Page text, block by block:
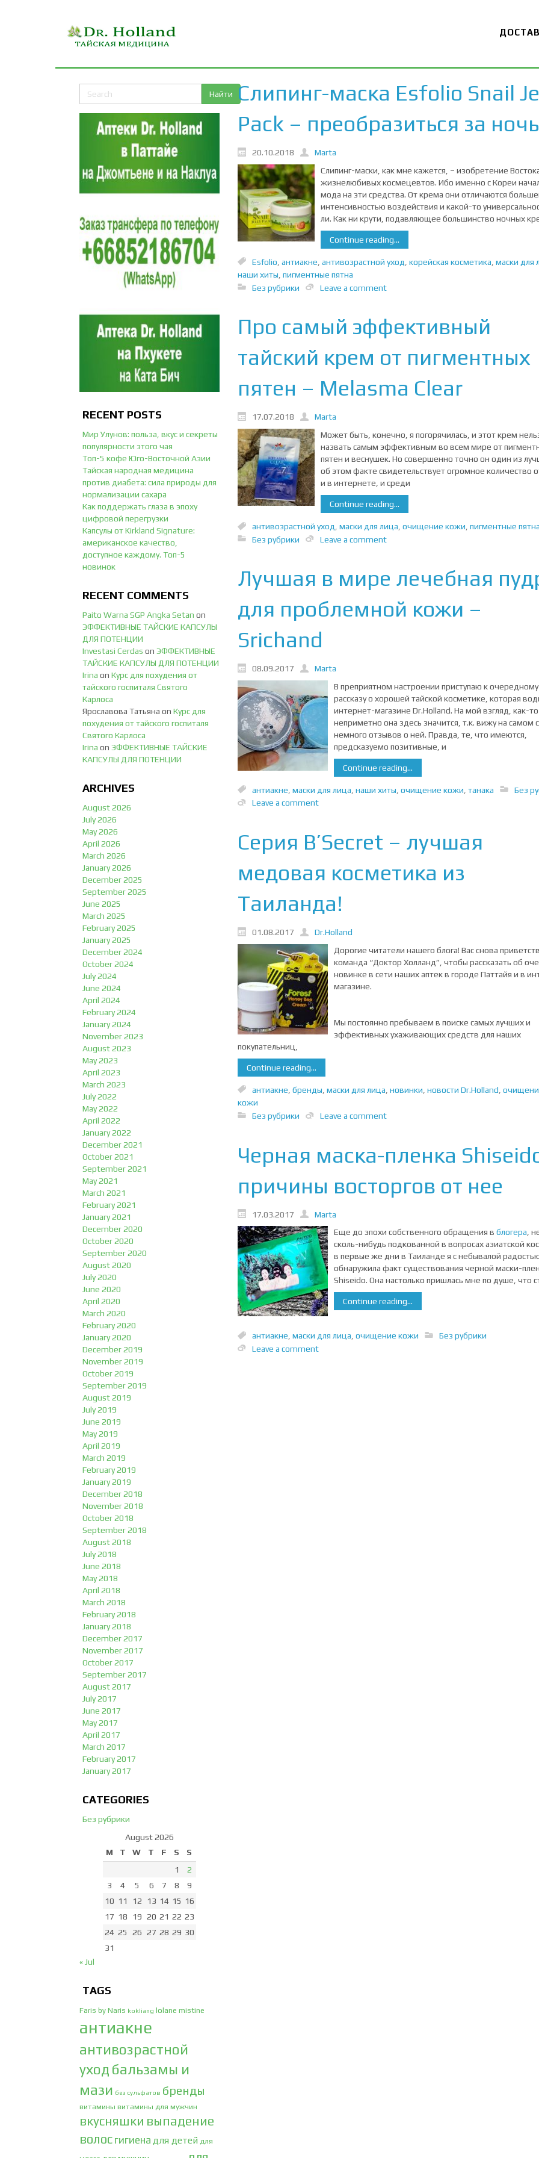
RECENT POSTS
Мир Улунов: польза, вкус и секреты
популярности этого чая
Топ-5 кофе Юго-Восточной Азии
Тайская народная медицина
против диабета: сила природы для
нормализации сахара
Как поддержать глаза в эпоху
цифровой перегрузки
Капсулы от Kirkland Signature:
американское качество,
доступное каждому. Топ-5
новинок
RECENT COMMENTS
Paito Warna SGP Angka Setan on
ЭФФЕКТИВНЫЕ ТАЙСКИЕ КАПСУЛЫ
ДЛЯ ПОТЕНЦИИ
Investasi Cerdas on ЭФФЕКТИВНЫЕ
ТАЙСКИЕ КАПСУЛЫ ДЛЯ ПОТЕНЦИИ
Irina on Курс для похудения от
тайского госпиталя Святого
Карлоса
Ярославова Татьяна on Курс для
похудения от тайского госпиталя
Святого Карлоса
Irina on ЭФФЕКТИВНЫЕ ТАЙСКИЕ
КАПСУЛЫ ДЛЯ ПОТЕНЦИИ
ARCHIVES
August 2026
July 2026
May 2026
April 2026
March 2026
January 2026
December 2025
September 2025
June 2025
March 2025
February 2025
January 2025
December 2024
October 2024
July 2024
June 2024
April 2024
February 2024
January 2024
November 2023
August 2023
May 2023
April 2023
March 2023
July 2022
May 2022
April 2022
January 2022
December 2021
October 2021
September 2021
May 2021
March 2021
February 2021
January 2021
December 2020
October 2020
September 2020
August 2020
July 2020
June 2020
April 2020
March 2020
February 2020
January 2020
December 2019
November 2019
October 2019
September 2019
August 2019
July 2019
June 2019
May 2019
April 2019
March 2019
February 2019
January 2019
December 2018
November 2018
October 2018
September 2018
August 2018
July 2018
June 2018
May 2018
April 2018
March 2018
February 2018
January 2018
December 2017
November 2017
October 2017
September 2017
August 2017
July 2017
June 2017
May 2017
April 2017
March 2017
February 2017
January 2017
CATEGORIES
Без рубрики
August 2026
M
T W T F S
S
1
2
3
4 5 6 7 8
9
10 11 12 13 14 15 16
17 18 19 20 21 22 23
24 25 26 27 28 29 30
31
« Jul
TAGS
Faris by Naris kokliang lolane mistine
антиакне
антивозрастной
уход бальзамы и
мази без сульфатов бренды
витамины витамины для мужчин
вкусняшки выпадение
волос гигиена для детей для
Слипинг-маска Esfolio Snail
Pack – преобразиться за ночь
20.10.2018
Marta
Слипинг-маски, как мне кажется, – изобретение
жизнелюбивых космецевтов. Ибо именно с Кореи
мода на эти средства. От крема они отличаются
интенсивностью воздействия и какой-то
ли. Как ни крути, подавляющее большинство ночных
Continue reading...
Esfolio антиакне антивозрастной уход корейская косметика маски для
наши хиты пигментные пятна
Без рубрики
Leave a comment
Про самый эффективный
тайский крем от пигментных
пятен – Melasma Clear
17.07.2018
Marta
Может быть, конечно, я погорячилась, и этот крем
назвать самым эффективным во всем мире от
пятен и веснушек. Но совершенно точно он один из
об этом факте свидетельствует огромное количество
и в интернете, и среди
Continue reading...
антивозрастной уход маски для лица очищение кожи пигментные пятна
Без рубрики
Leave a comment
Лучшая в мире лечебная
для проблемной кожи –
Srichand
08.09.2017
Marta
В преприятном настроении приступаю к очередному
рассказу о хорошей тайской косметике, которая
интернет-магазине Dr.Holland. На мой взгляд, как-то
неприметно она здесь значится, т.к. вижу на самом
немного отзывов о ней. Правда, те, что имеются,
предсказуемо позитивные, и
Continue reading...
антиакне маски для лица наши хиты очищение кожи танака
Без
Leave a comment
Серия B’Secret – лучшая
медовая косметика из
Таиланда!
01.08.2017
Dr.Holland
Дорогие читатели нашего блога! Вас снова
команда “Доктор Холланд”, чтобы рассказать об
новинке в сети наших аптек в городе Паттайя и в
магазине.
Мы постоянно пребываем в поиске самых лучших и
эффективных ухаживающих средств для наших
покупательниц,
Continue reading...
антиакне бренды маски для лица новинки новости Dr.Holland
кожи
Без рубрики
Leave a comment
Черная маска-пленка
причины восторгов от нее
17.03.2017
Marta
Еще до эпохи собственного обращения в блогера ,
сколь-нибудь подкованной в вопросах азиатской
в первые же дни в Таиланде я с небывалой
обнаружила факт существования черной маски-
Shiseido. Она настолько пришлась мне по душе, что
Continue reading...
антиакне маски для лица очищение кожи
Без рубрики
Leave a comment